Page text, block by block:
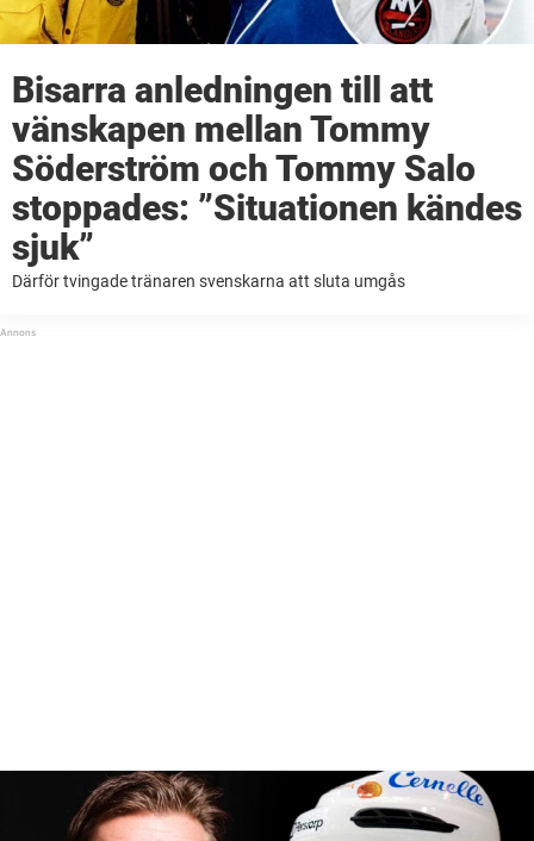
Bisarra anledningen till att
vänskapen mellan Tommy
Söderström och Tommy Salo
stoppades: ”Situationen kändes
sjuk”
Därför tvingade tränaren svenskarna att sluta umgås